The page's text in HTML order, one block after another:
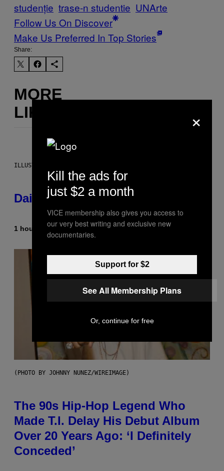
studenție trase-n studentie UNArte
Follow Us On Discover
Make Us Preferred In Top Stories
Share:
MORE
LIKE THIS
ILLUSTRATION BY REESA.
Daily Horoscope: August 10, 2026
1 hour agoByAshley Fike
(PHOTO BY JOHNNY NUNEZ/WIREIMAGE)
The 90s Hip-Hop Legend Who
Made T.I. Delay His Debut Album
Over 20 Years Ago: ‘I Definitely
Conceded’
×
Kill the ads for
just $2 a month
VICE membership also gives you access to
our very best writing and exclusive new
documentaries.
Support for $2
See All Membership Plans
Or, continue for free